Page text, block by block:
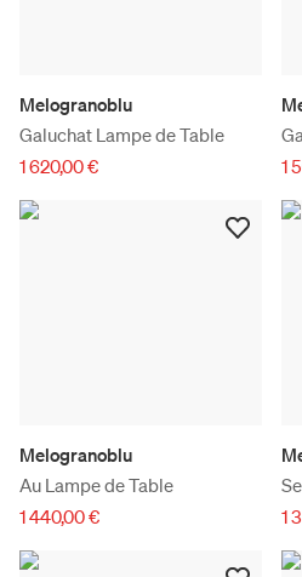
Melogranoblu
Galuchat Lampe de Table
1 620,00 €
1
Melogranoblu
Au Lampe de Table
1 440,00 €
1